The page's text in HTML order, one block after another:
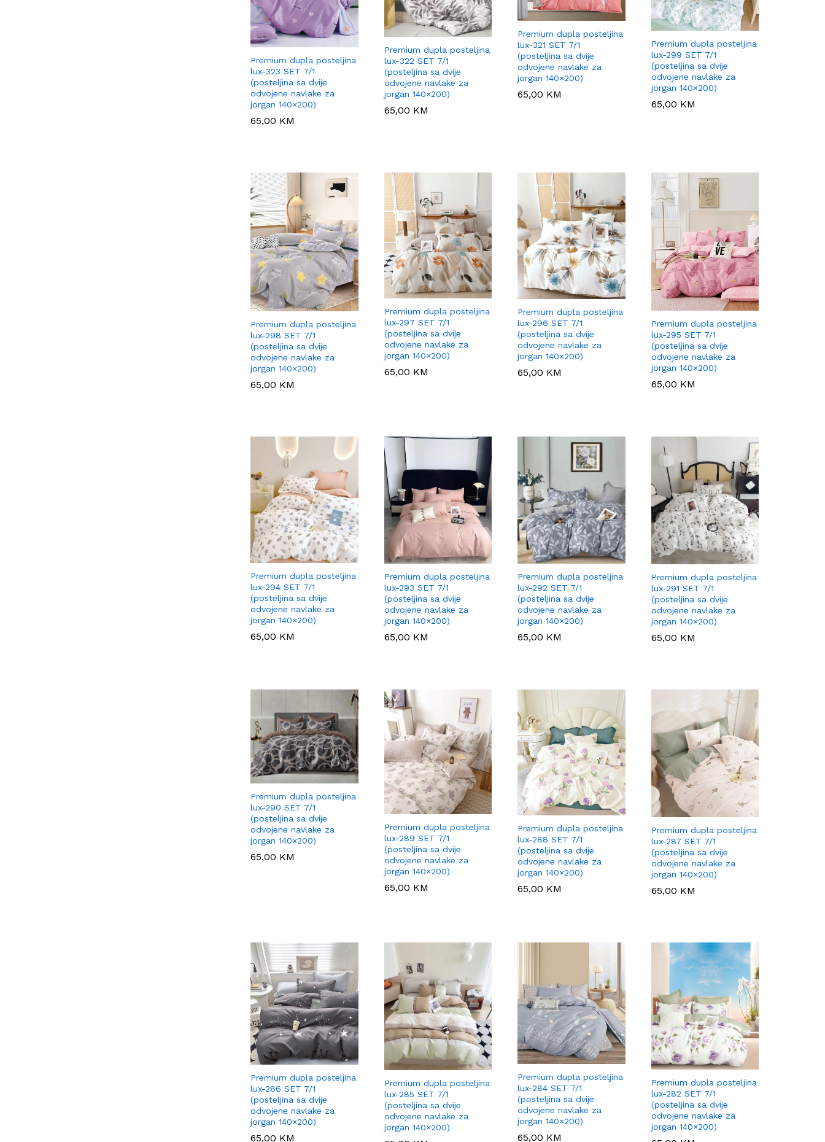
Premium dupla posteljina
lux-323 SET 7/1
(posteljina sa dvije
odvojene navlake za
jorgan 140×200)
65,00 KM
65,00 KM
Premium dupla posteljina
lux-322 SET 7/1
(posteljina sa dvije
odvojene navlake za
jorgan 140×200)
65,00 KM
65,00 KM
Premium dupla posteljina
lux-321 SET 7/1
(posteljina sa dvije
odvojene navlake za
jorgan 140×200)
65,00 KM
65,00 KM
Premium dupla posteljina
lux-299 SET 7/1
(posteljina sa dvije
odvojene navlake za
jorgan 140×200)
65,00 KM
65,00 KM
Premium dupla posteljina
lux-298 SET 7/1
(posteljina sa dvije
odvojene navlake za
jorgan 140×200)
65,00 KM
65,00 KM
Premium dupla posteljina
lux-297 SET 7/1
(posteljina sa dvije
odvojene navlake za
jorgan 140×200)
65,00 KM
65,00 KM
Premium dupla posteljina
lux-296 SET 7/1
(posteljina sa dvije
odvojene navlake za
jorgan 140×200)
65,00 KM
65,00 KM
Premium dupla posteljina
lux-295 SET 7/1
(posteljina sa dvije
odvojene navlake za
jorgan 140×200)
65,00 KM
65,00 KM
Premium dupla posteljina
lux-294 SET 7/1
(posteljina sa dvije
odvojene navlake za
jorgan 140×200)
65,00 KM
65,00 KM
Premium dupla posteljina
lux-293 SET 7/1
(posteljina sa dvije
odvojene navlake za
jorgan 140×200)
65,00 KM
65,00 KM
Premium dupla posteljina
lux-292 SET 7/1
(posteljina sa dvije
odvojene navlake za
jorgan 140×200)
65,00 KM
65,00 KM
Premium dupla posteljina
lux-291 SET 7/1
(posteljina sa dvije
odvojene navlake za
jorgan 140×200)
65,00 KM
65,00 KM
Premium dupla posteljina
lux-290 SET 7/1
(posteljina sa dvije
odvojene navlake za
jorgan 140×200)
65,00 KM
65,00 KM
Premium dupla posteljina
lux-289 SET 7/1
(posteljina sa dvije
odvojene navlake za
jorgan 140×200)
65,00 KM
65,00 KM
Premium dupla posteljina
lux-288 SET 7/1
(posteljina sa dvije
odvojene navlake za
jorgan 140×200)
65,00 KM
65,00 KM
Premium dupla posteljina
lux-287 SET 7/1
(posteljina sa dvije
odvojene navlake za
jorgan 140×200)
65,00 KM
65,00 KM
Premium dupla posteljina
lux-286 SET 7/1
(posteljina sa dvije
odvojene navlake za
jorgan 140×200)
65,00 KM
65,00 KM
Premium dupla posteljina
lux-285 SET 7/1
(posteljina sa dvije
odvojene navlake za
jorgan 140×200)
Premium dupla posteljina
lux-284 SET 7/1
(posteljina sa dvije
odvojene navlake za
jorgan 140×200)
65,00 KM
65,00 KM
Premium dupla posteljina
lux-282 SET 7/1
(posteljina sa dvije
odvojene navlake za
jorgan 140×200)